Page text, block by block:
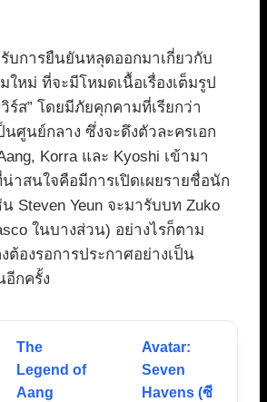
บการยืนยันหลุดออกมาเกี่ยวกับ
ใหม่ ที่จะมีโหมดเนื้อเรื่องเต็มรูป
ร์ส” โดยมีภัยคุกคามที่เรียกว่า
นศูนย์กลาง ซึ่งจะดึงตัวละครเอก
Korra และ Kyoshi เข้ามา
าสนใจคือมีการเปิดเผยรายชื่อนัก
Steven Yeun จะมารับบท Zuko
ในบางส่วน) อย่างไรก็ตาม
ต้องรอการประกาศอย่างเป็น
อีกครั้ง
The
Legend of
Aang
Avatar:
Seven
Havens (ซี